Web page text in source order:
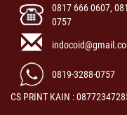
0817 666 0607,
0757
0819-3288-0757
CS PRINT KAIN :